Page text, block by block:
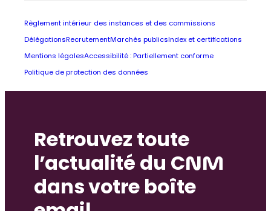
Règlement intérieur des instances et des commissions
Délégations RecrutementMarchés publics Index et certifications
Mentions légalesAccessibilité : Partiellement conforme
Politique de protection des données
Retrouvez toute
l’actualité du CNM
dans votre boîte